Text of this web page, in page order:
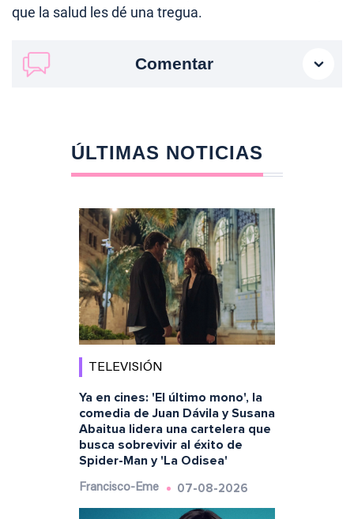
que la salud les dé una tregua.
Comentar
ÚLTIMAS NOTICIAS
TELEVISIÓN
Ya en cines: 'El último mono', la
comedia de Juan Dávila y Susana
Abaitua lidera una cartelera que
busca sobrevivir al éxito de
Spider-Man y 'La Odisea'
Francisco-Eme 07-08-2026